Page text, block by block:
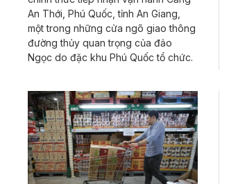
An Thới, Phú Quốc, tỉnh An Giang,
một trong những cửa ngõ giao thông
đường thủy quan trọng của đảo
Ngọc do đặc khu Phú Quốc tổ chức.